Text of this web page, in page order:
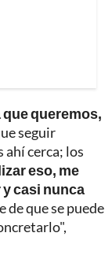
que queremos,
seguir
cerca; los
eso, me
casi nunca
que se puede